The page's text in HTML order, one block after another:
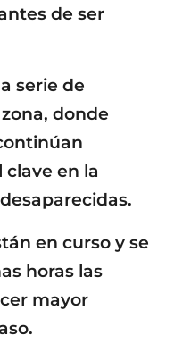
de ser
serie de
donde
en la
en curso y se
horas las
mayor